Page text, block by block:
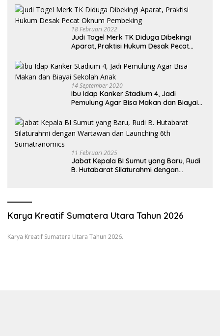
18 Februari 2022
Judi Togel Merk TK Diduga Dibekingi
Aparat, Praktisi Hukum Desak Pecat
14 September 2020
Ibu Idap Kanker Stadium 4, Jadi
Pemulung Agar Bisa Makan dan Biayai
11 Februari 2025
Jabat Kepala BI Sumut yang Baru, Rudi
B. Hutabarat Silaturahmi dengan
Karya Kreatif Sumatera Utara Tahun 2026
Karya Kreatif Sumatera Utara Tahun 2026.